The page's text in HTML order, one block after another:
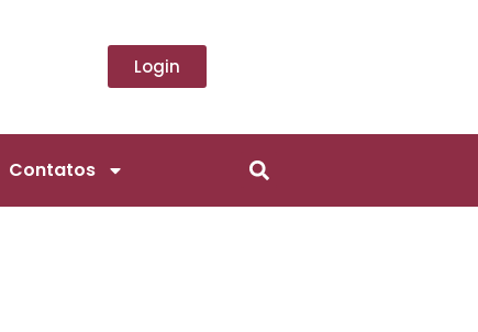
Login
Contatos